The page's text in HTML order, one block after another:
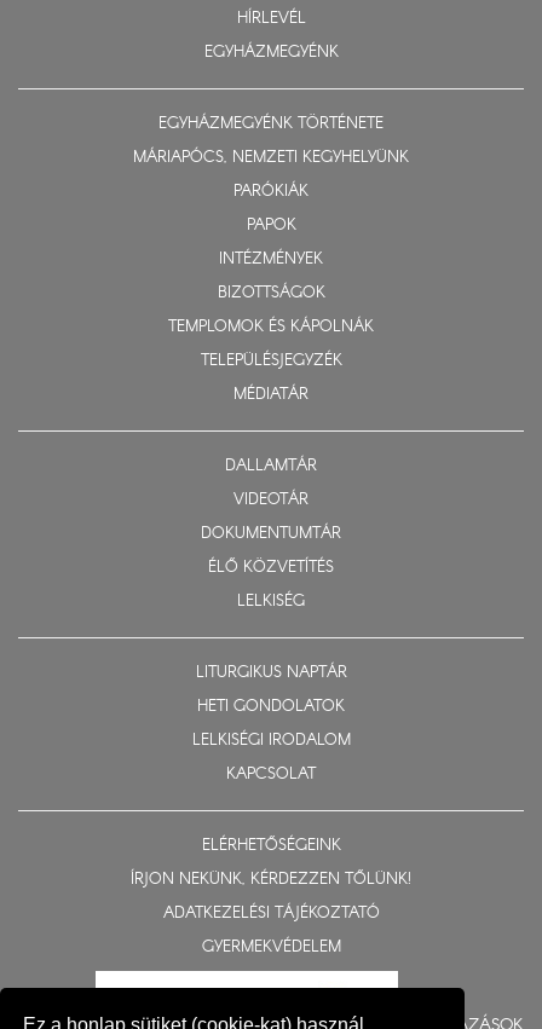
Ez a honlap sütiket (cookie-kat) használ,
HÍRLEVÉL
EGYHÁZMEGYÉNK
EGYHÁZMEGYÉNK TÖRTÉNETE
MÁRIAPÓCS, NEMZETI KEGYHELYÜNK
PARÓKIÁK
PAPOK
INTÉZMÉNYEK
BIZOTTSÁGOK
TEMPLOMOK ÉS KÁPOLNÁK
TELEPÜLÉSJEGYZÉK
MÉDIATÁR
DALLAMTÁR
VIDEOTÁR
DOKUMENTUMTÁR
ÉLŐ KÖZVETÍTÉS
LELKISÉG
LITURGIKUS NAPTÁR
HETI GONDOLATOK
LELKISÉGI IRODALOM
KAPCSOLAT
ELÉRHETŐSÉGEINK
ÍRJON NEKÜNK, KÉRDEZZEN TŐLÜNK!
ADATKEZELÉSI TÁJÉKOZTATÓ
GYERMEKVÉDELEM